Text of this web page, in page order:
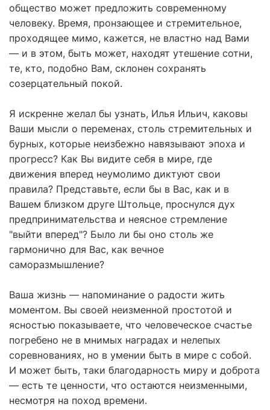
общество может предложить современному
человеку. Время, пронзающее и стремительное,
проходящее мимо, кажется, не властно над Вами
— и в этом, быть может, находят утешение сотни,
те, кто, подобно Вам, склонен сохранять
созерцательный покой.
Я искренне желал бы узнать, Илья Ильич, каковы
Ваши мысли о переменах, столь стремительных и
бурных, которые неизбежно навязывают эпоха и
прогресс? Как Вы видите себя в мире, где
движения вперед неумолимо диктуют свои
правила? Представьте, если бы в Вас, как и в
Вашем близком друге Штольце, проснулся дух
предпринимательства и неясное стремление
"выйти вперед"? Было ли бы оно столь же
гармонично для Вас, как вечное
саморазмышление?
Ваша жизнь — напоминание о радости жить
моментом. Вы своей неизменной простотой и
ясностью показываете, что человеческое счастье
погребено не в мнимых наградах и нелепых
соревнованиях, но в умении быть в мире с собой.
И может быть, таки благодарность миру и доброта
— есть те ценности, что остаются неизменными,
несмотря на поход времени.